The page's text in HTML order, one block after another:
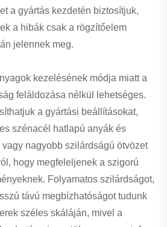
a gyártás kezdetén biztosítjuk,
a hibák csak a rögzítőelem
jelennek meg.
kezelésének módja miatt a
feláldozása nélkül lehetséges.
a gyártási beállításokat,
szénacél hatlapú anyák és
nagyobb szilárdságú ötvözet
hogy megfeleljenek a szigorú
Folyamatos szilárdságot,
távú megbízhatóságot tudunk
széles skáláján, mivel a